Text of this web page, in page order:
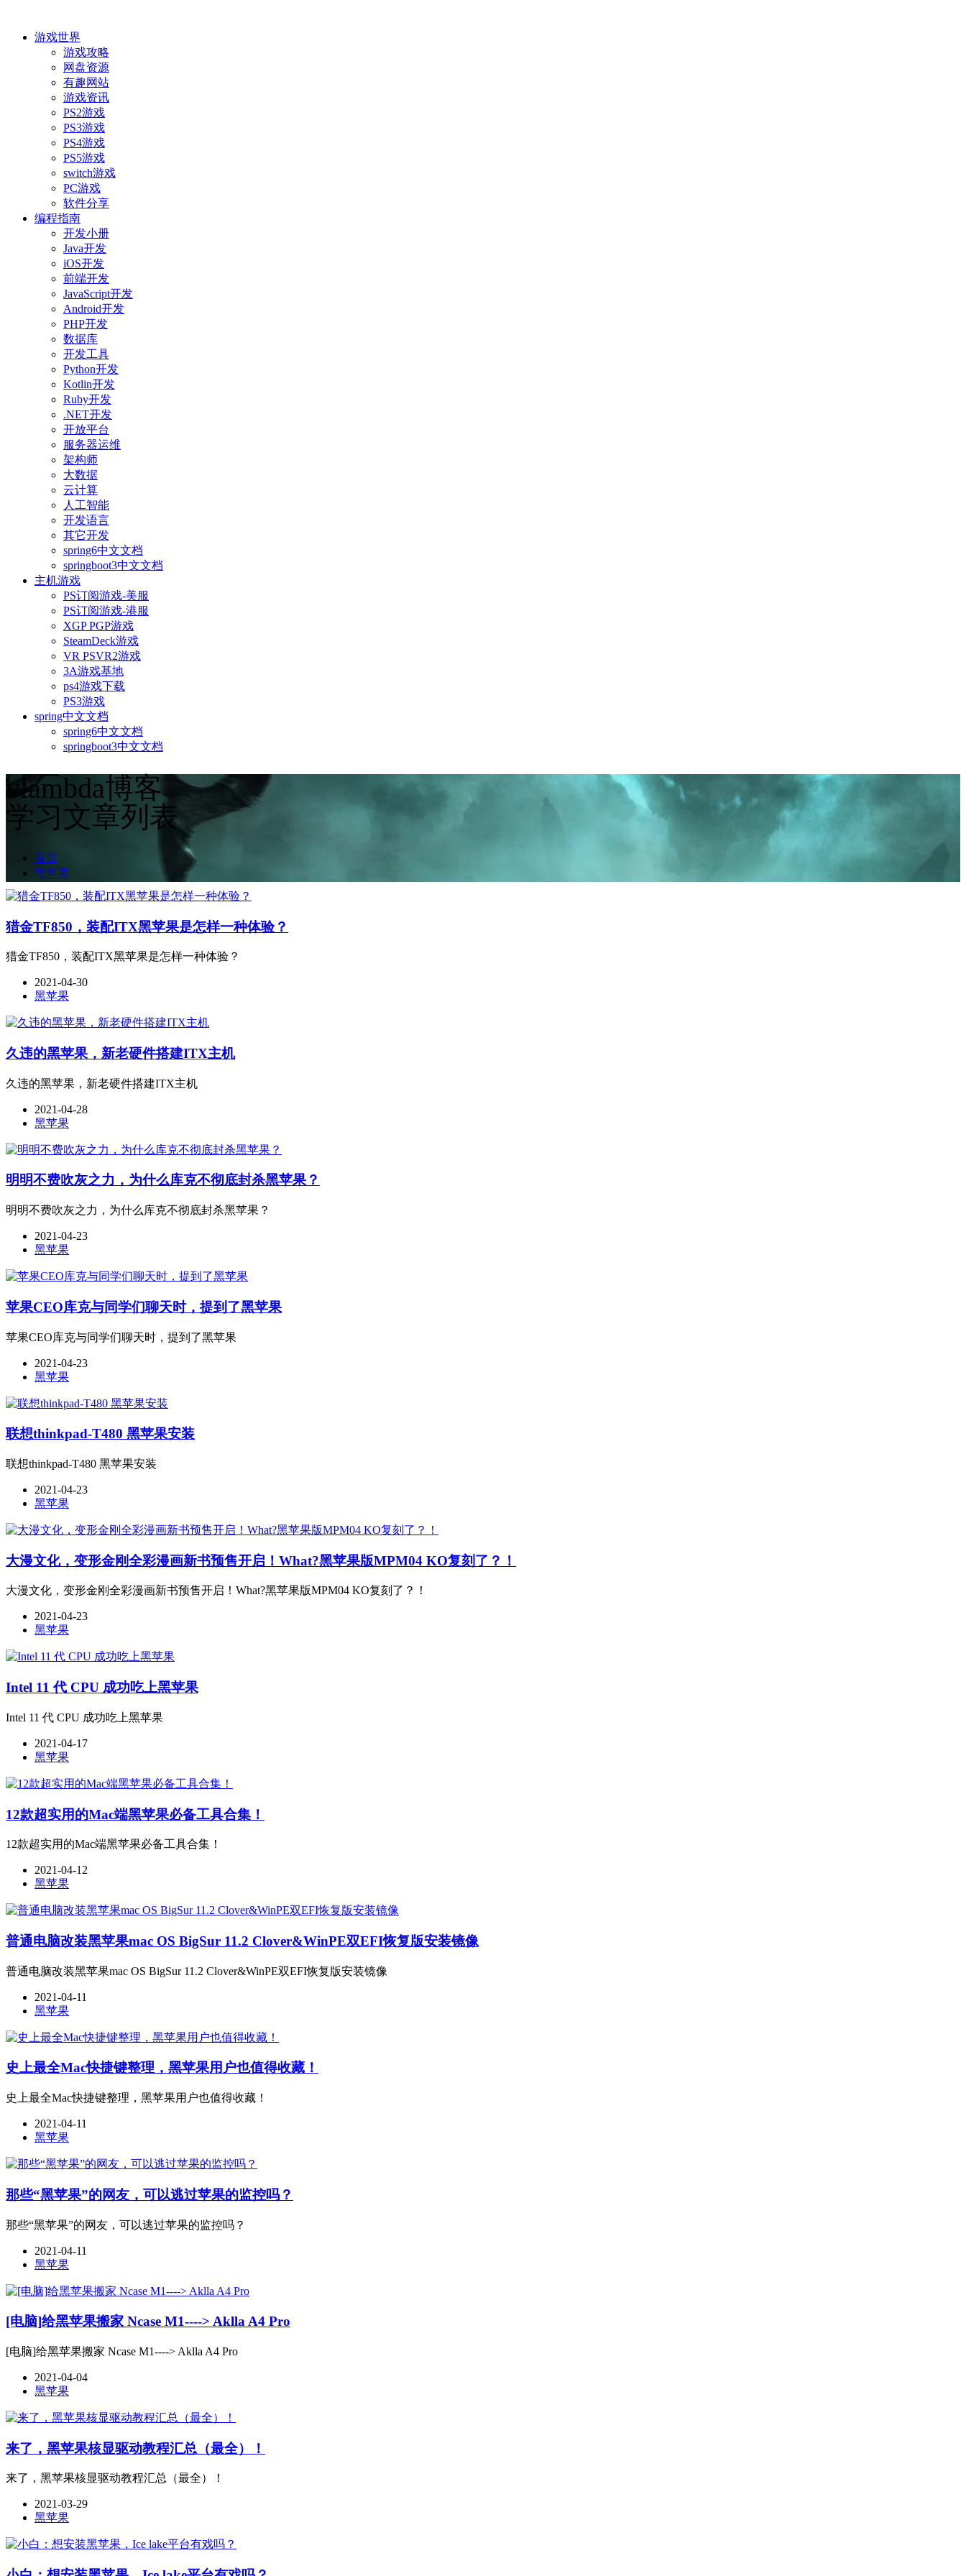
游戏世界
游戏攻略
网盘资源
有趣网站
游戏资讯
PS2游戏
PS3游戏
PS4游戏
PS5游戏
switch游戏
PC游戏
软件分享
编程指南
开发小册
Java开发
iOS开发
前端开发
JavaScript开发
Android开发
PHP开发
数据库
开发工具
Python开发
Kotlin开发
Ruby开发
.NET开发
开放平台
服务器运维
架构师
大数据
云计算
人工智能
开发语言
其它开发
spring6中文文档
springboot3中文文档
主机游戏
PS订阅游戏-美服
PS订阅游戏-港服
XGP PGP游戏
SteamDeck游戏
VR PSVR2游戏
3A游戏基地
ps4游戏下载
PS3游戏
spring中文文档
spring6中文文档
springboot3中文文档
vlambda博客
学习文章列表
首页
黑苹果
猎金TF850，装配ITX黑苹果是怎样一种体验？
猎金TF850，装配ITX黑苹果是怎样一种体验？
2021-04-30
黑苹果
久违的黑苹果，新老硬件搭建ITX主机
久违的黑苹果，新老硬件搭建ITX主机
2021-04-28
黑苹果
明明不费吹灰之力，为什么库克不彻底封杀黑苹果？
明明不费吹灰之力，为什么库克不彻底封杀黑苹果？
2021-04-23
黑苹果
苹果CEO库克与同学们聊天时，提到了黑苹果
苹果CEO库克与同学们聊天时，提到了黑苹果
2021-04-23
黑苹果
联想thinkpad-T480 黑苹果安装
联想thinkpad-T480 黑苹果安装
2021-04-23
黑苹果
大漫文化，变形金刚全彩漫画新书预售开启！What?黑苹果版MPM04 KO复刻了？！
大漫文化，变形金刚全彩漫画新书预售开启！What?黑苹果版MPM04 KO复刻了？！
2021-04-23
黑苹果
Intel 11 代 CPU 成功吃上黑苹果
Intel 11 代 CPU 成功吃上黑苹果
2021-04-17
黑苹果
12款超实用的Mac端黑苹果必备工具合集！
12款超实用的Mac端黑苹果必备工具合集！
2021-04-12
黑苹果
普通电脑改装黑苹果mac OS BigSur 11.2 Clover&WinPE双EFI恢复版安装镜像
普通电脑改装黑苹果mac OS BigSur 11.2 Clover&WinPE双EFI恢复版安装镜像
2021-04-11
黑苹果
史上最全Mac快捷键整理，黑苹果用户也值得收藏！
史上最全Mac快捷键整理，黑苹果用户也值得收藏！
2021-04-11
黑苹果
那些“黑苹果”的网友，可以逃过苹果的监控吗？
那些“黑苹果”的网友，可以逃过苹果的监控吗？
2021-04-11
黑苹果
[电脑]给黑苹果搬家 Ncase M1----> Aklla A4 Pro
[电脑]给黑苹果搬家 Ncase M1----> Aklla A4 Pro
2021-04-04
黑苹果
来了，黑苹果核显驱动教程汇总（最全）！
来了，黑苹果核显驱动教程汇总（最全）！
2021-03-29
黑苹果